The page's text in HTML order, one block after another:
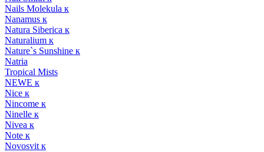
Nails Molekula к
Nanamus к
Natura Siberica к
Naturalium к
Nature`s Sunshine к
Natria
Tropical Mists
NEWE к
Nice к
Nincome к
Ninelle к
Nivea к
Note к
Novosvit к